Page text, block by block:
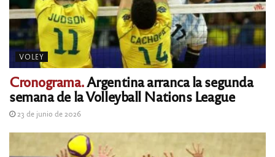
VOLEY
Cronograma.Argentina arranca la segunda
semana de la Volleyball Nations League
23 de junio de 2026